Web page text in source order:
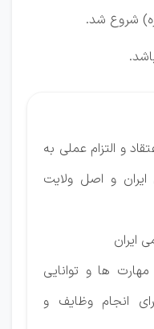
شروع شد.
و التزام عملی به
و اصل ولایت
ها و توانایی
انجام وظایف و